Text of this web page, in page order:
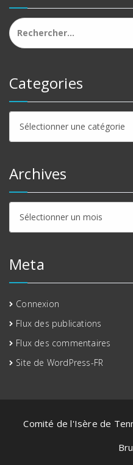
Rechercher :
Categories
Categories
Archives
Archives
Meta
Connexion
Flux des publications
Flux des commentaires
Site de WordPress-FR
Comité de l'Isère de